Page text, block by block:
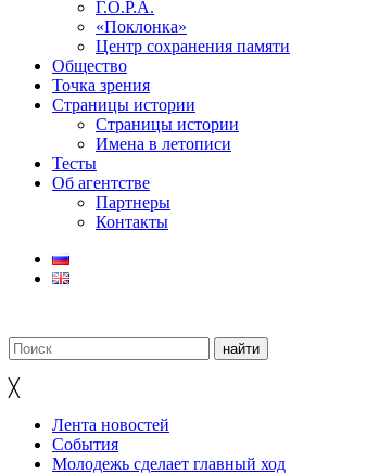
Г.О.Р.А.
«Поклонка»
Центр сохранения памяти
Общество
Точка зрения
Страницы истории
Страницы истории
Имена в летописи
Тесты
Об агентстве
Партнеры
Контакты
╳
Лента новостей
События
Молодежь сделает главный ход